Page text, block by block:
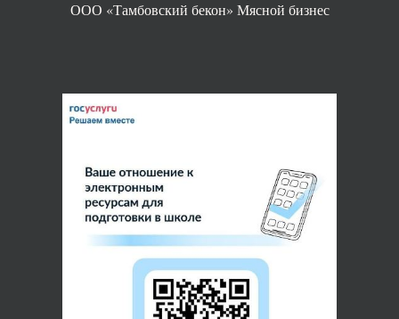
ООО «Тамбовский бекон» Мясной бизнес